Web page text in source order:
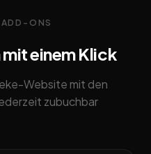
ONS
einem Klick
Website mit den
zubuchbar